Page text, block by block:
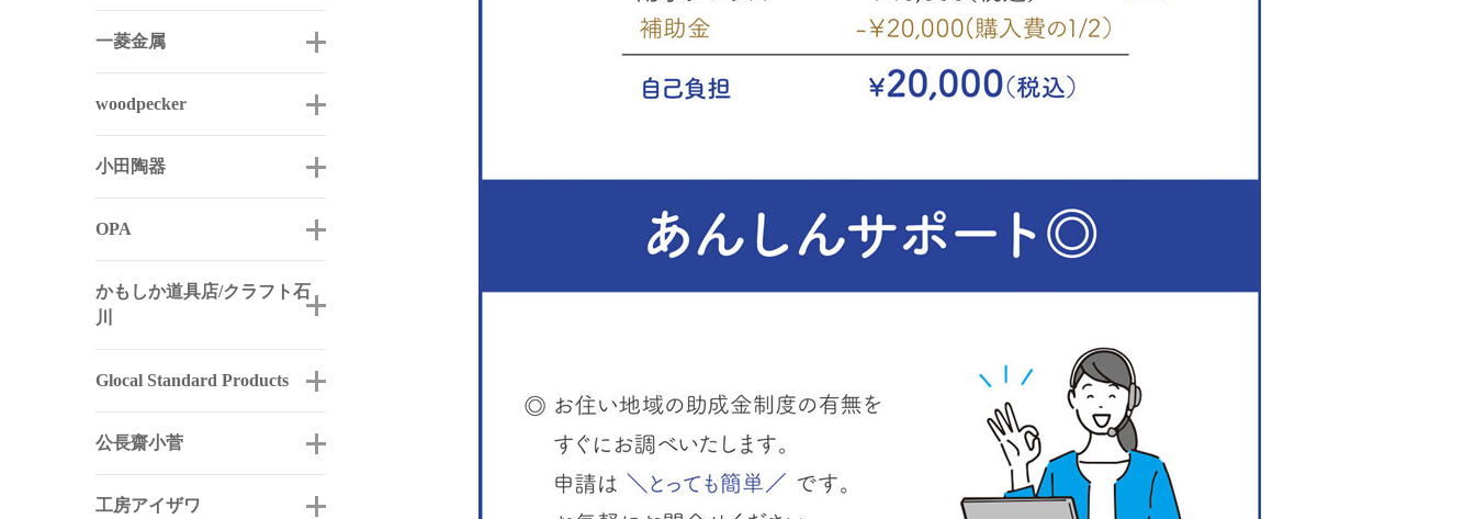
一菱金属
woodpecker
小田陶器
OPA
かもしか道具店/クラフト石
川
Glocal Standard Products
公長齋小菅
工房アイザワ